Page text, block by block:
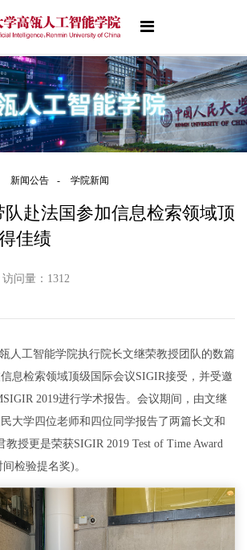
新闻公告 - 学院新闻
赴法国参加信息检索领域顶
佳绩
访问量： 1312
人工智能学院执行院长文继荣教授团队的数篇
息检索领域顶级国际会议SIGIR接受，并受邀
2019进行学术报告。会议期间，由文继
大学四位老师和四位同学报告了两篇长文和
教授更是荣获SIGIR 2019 Test of Time Award
检验提名奖)。